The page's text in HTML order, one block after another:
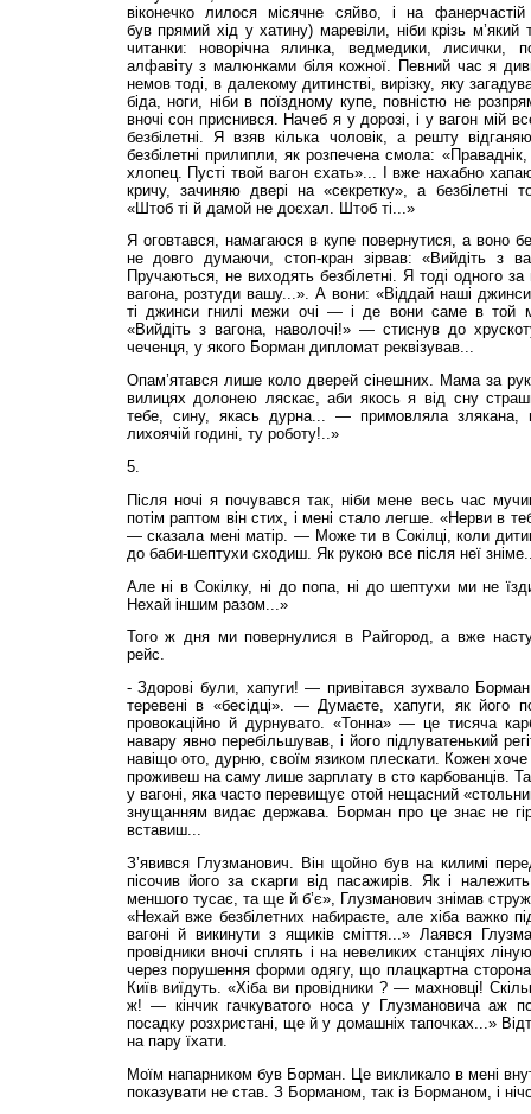
віконечко лилося місячне сяйво, і на фанерчастій
був прямий хід у хатину) маревіли, ніби крізь м’який
читанки: новорічна ялинка, ведмедики, лисички,
алфавіту з малюнками біля кожної. Певний час я
немов тоді, в далекому дитинстві, вирізку, яку
біда, ноги, ніби в поїздному купе, повністю не
вночі сон приснився. Начеб я у дорозі, і у вагон мій
безбілетні. Я взяв кілька чоловік, а решту
безбілетні прилипли, як розпечена смола:
хлопец. Пусті твой вагон єхать»... І вже нахабно
кричу, зачиняю двері на «секретку», а безбілетні
«Штоб ті й дамой не доєхал. Штоб ті...»
Я оговтався, намагаюся в купе повернутися, а воно
не довго думаючи, стоп-кран зірвав: «Вийдіть з
Пручаються, не виходять безбілетні. Я тоді одного
вагона, розтуди вашу...». А вони: «Віддай наші
ті джинси гнилі межи очі — і де вони саме в той
«Вийдіть з вагона, наволочі!» — стиснув до
чеченця, у якого Борман дипломат реквізував...
Опам’ятався лише коло дверей сінешних. Мама за
вилицях долонею ляскає, аби якось я від сну
тебе, сину, якась дурна... — примовляла
лихоячій годині, ту роботу!..»
5.
Після ночі я почувався так, ніби мене весь час
потім раптом він стих, і мені стало легше. «Нерви в
— сказала мені матір. — Може ти в Сокілці, коли
до баби-шептухи сходиш. Як рукою все після неї
Але ні в Сокілку, ні до попа, ні до шептухи ми не
Нехай іншим разом...»
Того ж дня ми повернулися в Райгород, а вже
рейс.
- Здорові були, хапуги! — привітався зухвало
теревені в «бесідці». — Думаєте, хапуги, як його
провокаційно й дурнувато. «Тонна» — це тисяча
навару явно перебільшував, і його підлуватенький
навіщо ото, дурню, своїм язиком плескати. Кожен хоче
проживеш на саму лише зарплату в сто карбованців.
у вагоні, яка часто перевищує отой нещасний
знущанням видає держава. Борман про це знає не
вставиш...
З’явився Глузманович. Він щойно був на килимі
пісочив його за скарги від пасажирів. Як і
меншого тусає, та ще й б’є», Глузманович знімав
«Нехай вже безбілетних набираєте, але хіба важко
вагоні й викинути з ящиків сміття...» Лаявся
провідники вночі сплять і на невеликих станціях
через порушення форми одягу, що плацкартна сторона
Київ виїдуть. «Хіба ви провідники ? — махновці!
ж! — кінчик гачкуватого носа у Глузмановича аж
посадку розхристані, ще й у домашніх тапочках...»
на пару їхати.
Моїм напарником був Борман. Це викликало в мені
показувати не став. З Борманом, так із Борманом, і